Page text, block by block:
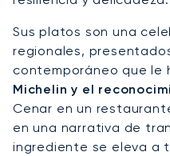
Sus platos son una
regionales,
contemporáneo que le
Michelin y el
Cenar en un
en una narrativa de
ingrediente se eleva a